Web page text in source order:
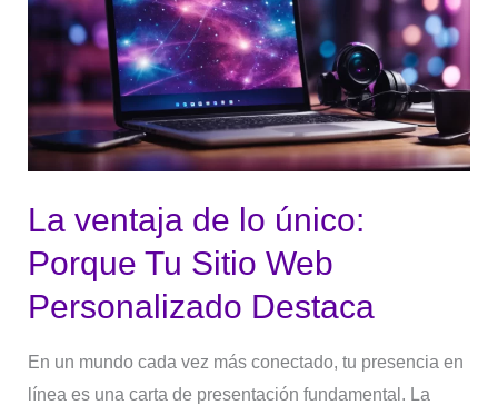
La ventaja de lo único:
Porque Tu Sitio Web
Personalizado Destaca
En un mundo cada vez más conectado, tu presencia en
línea es una carta de presentación fundamental. La
único:
Porque
Tu
Personalizado
Destaca